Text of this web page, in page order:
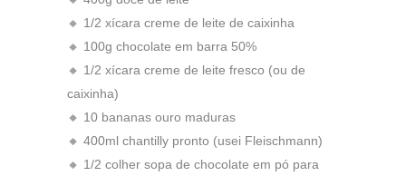
🔸 1/2 xícara creme de leite de caixinha
🔸 100g chocolate em barra 50%
🔸 1/2 xícara creme de leite fresco (ou de
caixinha)
🔸 10 bananas ouro maduras
🔸 400ml chantilly pronto (usei Fleischmann)
🔸 1/2 colher sopa de chocolate em pó para